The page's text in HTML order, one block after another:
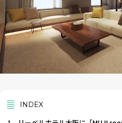
INDEX